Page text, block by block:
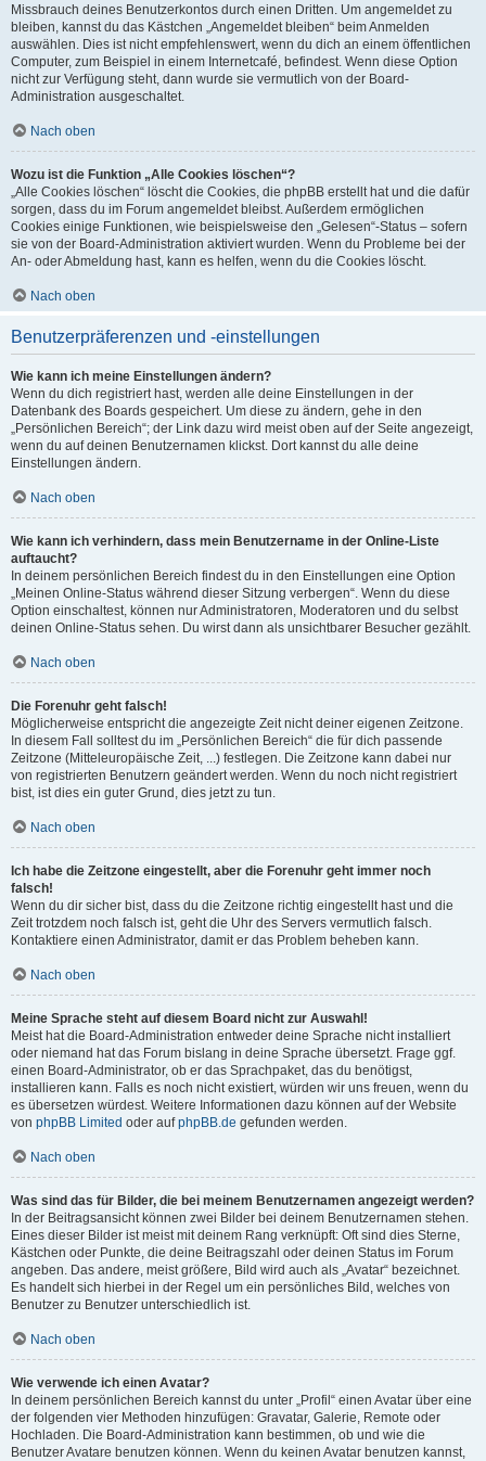
Missbrauch deines Benutzerkontos durch einen Dritten. Um angemeldet zu
bleiben, kannst du das Kästchen „Angemeldet bleiben“ beim Anmelden
auswählen. Dies ist nicht empfehlenswert, wenn du dich an einem öffentlichen
Computer, zum Beispiel in einem Internetcafé, befindest. Wenn diese Option
nicht zur Verfügung steht, dann wurde sie vermutlich von der Board-
Administration ausgeschaltet.
Nach oben
Wozu ist die Funktion „Alle Cookies löschen“?
„Alle Cookies löschen“ löscht die Cookies, die phpBB erstellt hat und die dafür
sorgen, dass du im Forum angemeldet bleibst. Außerdem ermöglichen
Cookies einige Funktionen, wie beispielsweise den „Gelesen“-Status – sofern
sie von der Board-Administration aktiviert wurden. Wenn du Probleme bei der
An- oder Abmeldung hast, kann es helfen, wenn du die Cookies löscht.
Nach oben
Benutzerpräferenzen und -einstellungen
Wie kann ich meine Einstellungen ändern?
Wenn du dich registriert hast, werden alle deine Einstellungen in der
Datenbank des Boards gespeichert. Um diese zu ändern, gehe in den
„Persönlichen Bereich“; der Link dazu wird meist oben auf der Seite angezeigt,
wenn du auf deinen Benutzernamen klickst. Dort kannst du alle deine
Einstellungen ändern.
Nach oben
Wie kann ich verhindern, dass mein Benutzername in der Online-Liste
auftaucht?
In deinem persönlichen Bereich findest du in den Einstellungen eine Option
„Meinen Online-Status während dieser Sitzung verbergen“. Wenn du diese
Option einschaltest, können nur Administratoren, Moderatoren und du selbst
deinen Online-Status sehen. Du wirst dann als unsichtbarer Besucher gezählt.
Nach oben
Die Forenuhr geht falsch!
Möglicherweise entspricht die angezeigte Zeit nicht deiner eigenen Zeitzone.
In diesem Fall solltest du im „Persönlichen Bereich“ die für dich passende
Zeitzone (Mitteleuropäische Zeit, ...) festlegen. Die Zeitzone kann dabei nur
von registrierten Benutzern geändert werden. Wenn du noch nicht registriert
bist, ist dies ein guter Grund, dies jetzt zu tun.
Nach oben
Ich habe die Zeitzone eingestellt, aber die Forenuhr geht immer noch
falsch!
Wenn du dir sicher bist, dass du die Zeitzone richtig eingestellt hast und die
Zeit trotzdem noch falsch ist, geht die Uhr des Servers vermutlich falsch.
Kontaktiere einen Administrator, damit er das Problem beheben kann.
Nach oben
Meine Sprache steht auf diesem Board nicht zur Auswahl!
Meist hat die Board-Administration entweder deine Sprache nicht installiert
oder niemand hat das Forum bislang in deine Sprache übersetzt. Frage ggf.
einen Board-Administrator, ob er das Sprachpaket, das du benötigst,
installieren kann. Falls es noch nicht existiert, würden wir uns freuen, wenn du
es übersetzen würdest. Weitere Informationen dazu können auf der Website
von phpBB Limited oder aufphpBB.de gefunden werden.
Nach oben
Was sind das für Bilder, die bei meinem Benutzernamen angezeigt werden?
In der Beitragsansicht können zwei Bilder bei deinem Benutzernamen stehen.
Eines dieser Bilder ist meist mit deinem Rang verknüpft: Oft sind dies Sterne,
Kästchen oder Punkte, die deine Beitragszahl oder deinen Status im Forum
angeben. Das andere, meist größere, Bild wird auch als „Avatar“ bezeichnet.
Es handelt sich hierbei in der Regel um ein persönliches Bild, welches von
Benutzer zu Benutzer unterschiedlich ist.
Nach oben
Wie verwende ich einen Avatar?
In deinem persönlichen Bereich kannst du unter „Profil“ einen Avatar über eine
der folgenden vier Methoden hinzufügen: Gravatar, Galerie, Remote oder
Hochladen. Die Board-Administration kann bestimmen, ob und wie die
Benutzer Avatare benutzen können. Wenn du keinen Avatar benutzen kannst,